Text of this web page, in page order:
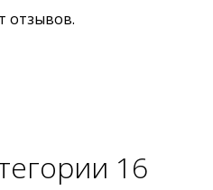
отзывов.
16